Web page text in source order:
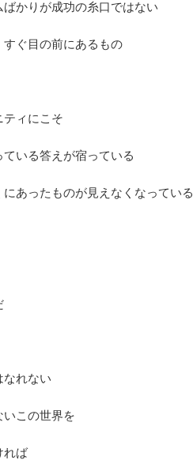
かりが成功の糸口ではない
ぐ目の前にあるもの
ィにこそ
いる答えが宿っている
にあったものが見えなくなっている
れない
この世界を
れば